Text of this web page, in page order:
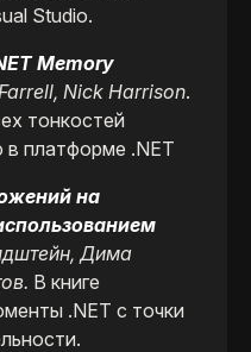
Studio.
Memory
Nick Harrison.
тонкостей
в платформе .NET
на
Дима
В книге
.NET с точки